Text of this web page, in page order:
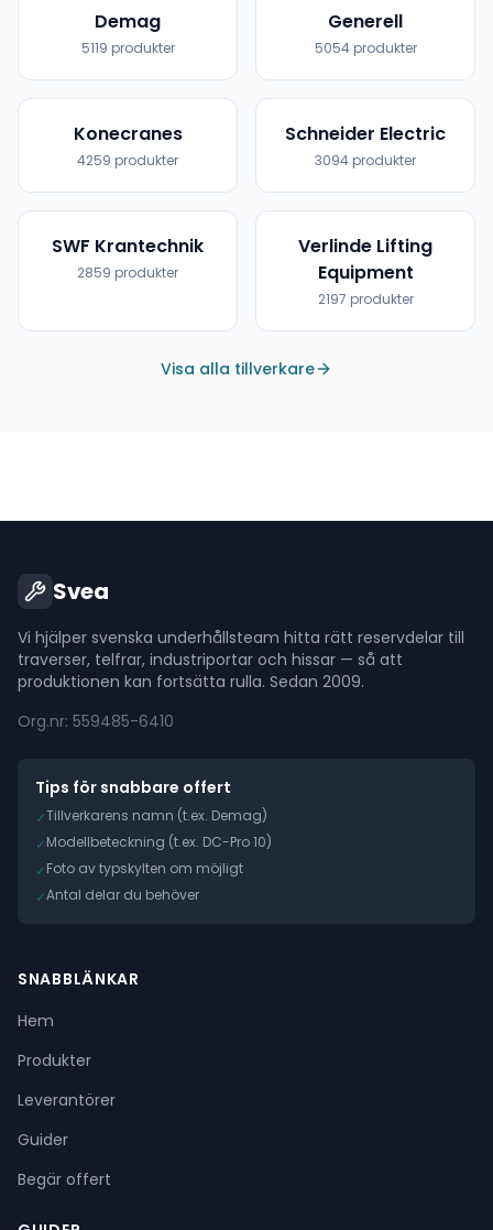
Demag
5119 produkter
Generell
5054produkter
Konecranes
4259 produkter
Schneider Electric
3094 produkter
SWF Krantechnik
2859 produkter
Verlinde Lifting
Equipment
2197 produkter
Visa alla tillverkare
Svea
Vi hjälper svenska underhållsteam hitta rätt reservdelar till
traverser, telfrar, industriportar och hissar — så att
produktionen kan fortsätta rulla. Sedan 2009.
Org.nr: 559485-6410
Tips för snabbare offert
✓Tillverkarens namn (t.ex. Demag)
✓Modellbeteckning (t.ex. DC-Pro 10)
✓Foto av typskylten om möjligt
✓Antal delar du behöver
SNABBLÄNKAR
Hem
Produkter
Leverantörer
Guider
Begär offert